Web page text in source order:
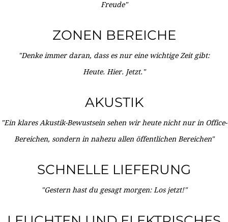
Freude"
ZONEN BEREICHE
"Denke immer daran, dass es nur eine wichtige Zeit gibt:
Heute. Hier. Jetzt."
AKUSTIK
"Ein klares Akustik-Bewustsein sehen wir heute nicht nur in Office-
Bereichen, sondern in nahezu allen öffentlichen Bereichen"
SCHNELLE LIEFERUNG
"Gestern hast du gesagt morgen: Los jetzt!"